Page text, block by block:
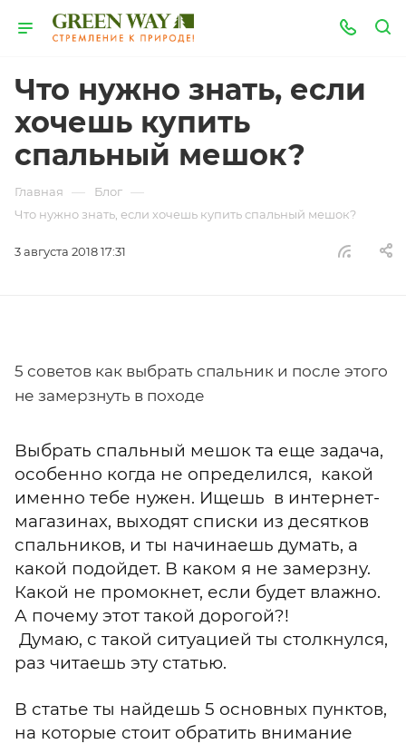
Что нужно знать, если
хочешь купить
спальный мешок?
Главная — Блог —
Что нужно знать, если хочешь купить спальный мешок?
3 августа 2018 17:31
5 советов как выбрать спальник и после этого
не замерзнуть в походе
Выбрать спальный мешок та еще задача,
особенно когда не определился, какой
именно тебе нужен. Ищешь в интернет-
магазинах, выходят списки из десятков
спальников, и ты начинаешь думать, а
какой подойдет. В каком я не замерзну.
Какой не промокнет, если будет влажно.
А почему этот такой дорогой?!
Думаю, с такой ситуацией ты столкнулся,
раз читаешь эту статью.
В статье ты найдешь 5 основных пунктов,
на которые стоит обратить внимание